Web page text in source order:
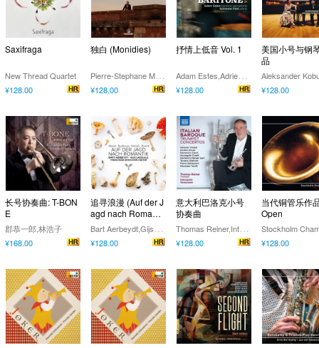
Saxifraga
New Thread Quartet
¥128.00
独白 (Monidies)
P
ierre-Stephane Meuge
¥128.00
抒情上低音 Vol. 1
A
dam Estes,Adrienne Park
¥128.00
美国小号与钢
品
¥128.00
长号协奏曲: T-BON
E
郡恭一郎,林浩子
¥168.00
追寻浪漫 (Auf der J
agd nach Romanti
k)
B
art Aerbeydt,Gijs Laceulle,Freiburger Barockorchester,Gottfried von der Goltz
¥128.00
意大利巴洛克小号
协奏曲
T
homas Reiner,Interpreti Veneziani
¥128.00
当代铜管乐作
Open
¥128.00